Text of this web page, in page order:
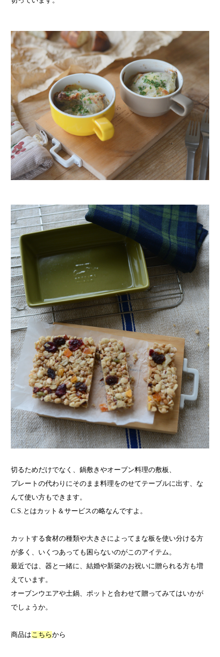
切るためだけでなく、鍋敷きやオーブン料理の敷板、
プレートの代わりにそのまま料理をのせてテーブルに出す、な
んて使い方もできます。
C.S.とはカット＆サービスの略なんですよ。
カットする食材の種類や大きさによってまな板を使い分ける方
が多く、いくつあっても困らないのがこのアイテム。
最近では、器と一緒に、結婚や新築のお祝いに贈られる方も増
えています。
オーブンウエアや土鍋、ポットと合わせて贈ってみてはいかが
でしょうか。
商品はこちらから